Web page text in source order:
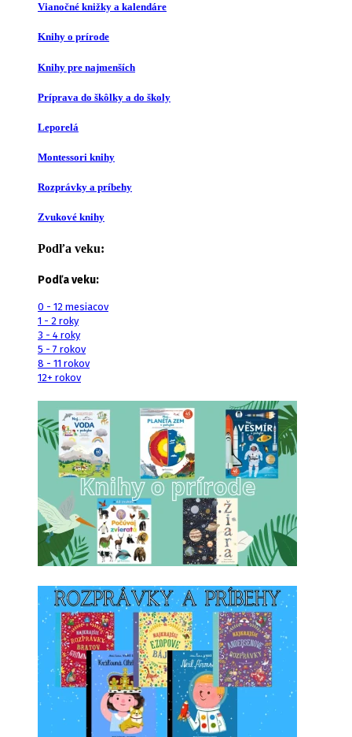
Vianočné knižky a kalendáre
Knihy o prírode
Knihy pre najmenších
Príprava do škôlky a do školy
Leporelá
Montessori knihy
Rozprávky a príbehy
Zvukové knihy
Podľa veku:
Podľa veku:
0 - 12 mesiacov
1 - 2 roky
3 - 4 roky
5 - 7 rokov
8 - 11 rokov
12+ rokov